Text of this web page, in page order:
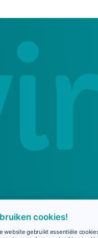
cookies!
website gebruikt essentiële